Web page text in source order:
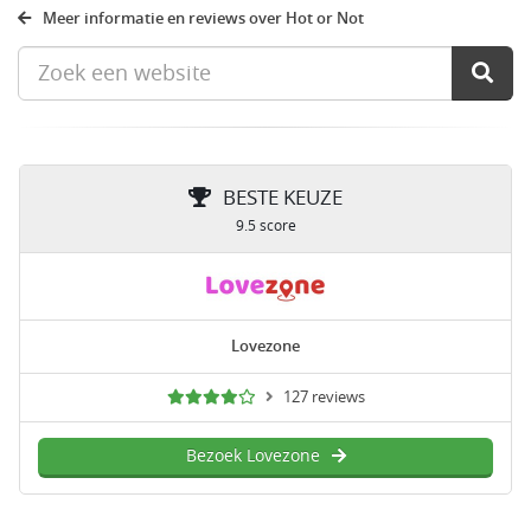
Meer informatie en reviews over Hot or Not
BESTE KEUZE
9.5 score
Lovezone
127 reviews
Bezoek Lovezone